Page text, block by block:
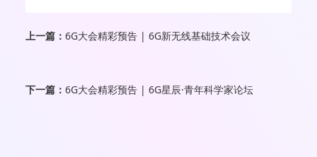
上一篇： 6G大会精彩预告 | 6G新无线基础技术会议
下一篇： 6G大会精彩预告 | 6G星辰·青年科学家论坛